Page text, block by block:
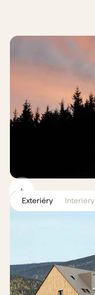
Exteriéry Interiéry